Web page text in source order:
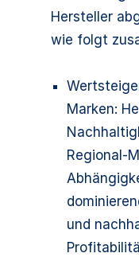
Hersteller
wie folgt
Marken:
Regional-
und